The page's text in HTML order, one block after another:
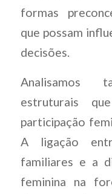
formas
que possam
decisões.
Analisamos
estruturais
participação
A ligação
familiares e a
feminina na